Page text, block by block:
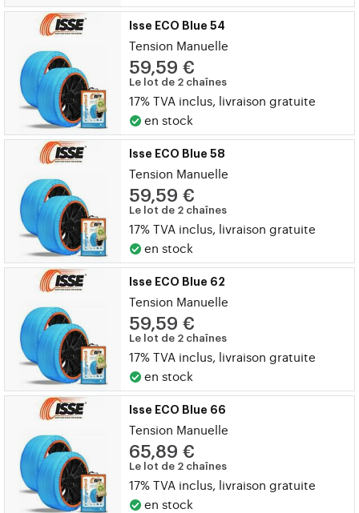
Isse ECO Blue 54
Tension Manuelle
59,59 €
Le lot de 2 chaînes
17% TVA inclus, livraison gratuite
en stock
Isse ECO Blue 58
Tension Manuelle
59,59 €
Le lot de 2 chaînes
17% TVA inclus, livraison gratuite
en stock
Isse ECO Blue 62
Tension Manuelle
59,59 €
Le lot de 2 chaînes
17% TVA inclus, livraison gratuite
en stock
Isse ECO Blue 66
Tension Manuelle
65,89 €
Le lot de 2 chaînes
17% TVA inclus, livraison gratuite
en stock